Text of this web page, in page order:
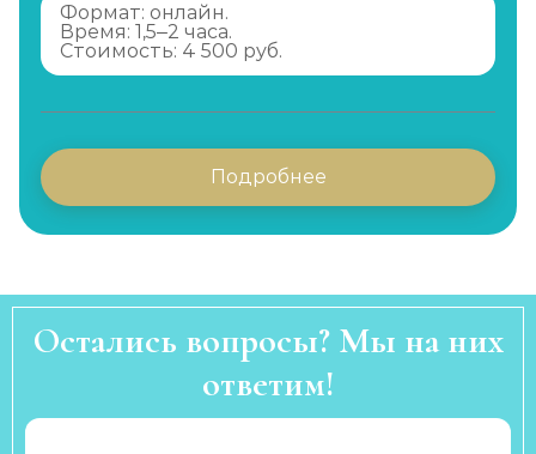
Формат: онлайн.
Время: 1,5–2 часа.
Стоимость: 4 500 руб.
Подробнее
Остались вопросы? Мы на них
ответим!